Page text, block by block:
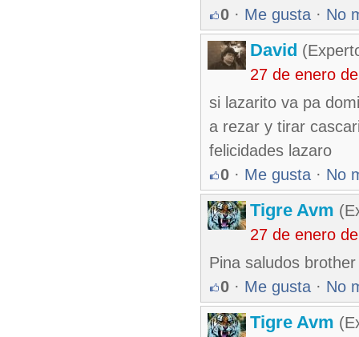
0 · Me gusta · No
David
27 de enero
si lazarito va pa
a rezar y tirar
felicidades lazaro
0 · Me gusta · No
Tigre Avm
27 de enero
Pina saludos
0 · Me gusta · No
Tigre Avm